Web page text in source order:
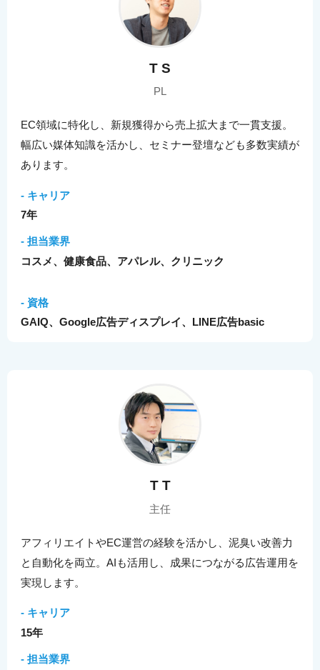
T S
PL
EC領域に特化し、新規獲得から売上拡大まで一貫支援。
幅広い媒体知識を活かし、セミナー登壇なども多数実績が
あります。
- キャリア
7年
- 担当業界
コスメ、健康食品、アパレル、クリニック
- 資格
GAIQ、Google広告ディスプレイ、LINE広告basic
T T
主任
アフィリエイトやEC運営の経験を活かし、泥臭い改善力
と自動化を両立。AIも活用し、成果につながる広告運用を
実現します。
- キャリア
15年
- 担当業界